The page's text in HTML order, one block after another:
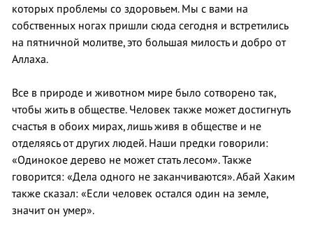
которых проблемы со здоровьем. Мы с вами на
собственных ногах пришли сюда сегодня и встретились
на пятничной молитве, это большая милость и добро от
Аллаха.
Все в природе и животном мире было сотворено так,
чтобы жить в обществе. Человек также может достигнуть
счастья в обоих мирах, лишь живя в обществе и не
отделяясь от других людей. Наши предки говорили:
«Одинокое дерево не может стать лесом». Также
говорится: «Дела одного не заканчиваются». Абай Хаким
также сказал: «Если человек остался один на земле,
значит он умер».